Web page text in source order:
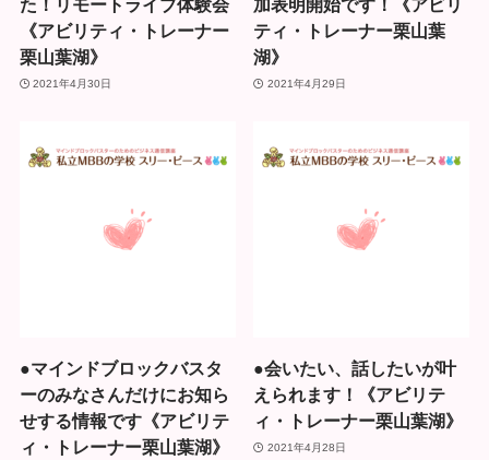
た！リモートライブ体験会
《アビリティ・トレーナー
栗山葉湖》
2021年4月30日
加表明開始です！《アビリ
ティ・トレーナー栗山葉
湖》
2021年4月29日
●マインドブロックバスタ
ーのみなさんだけにお知ら
せする情報です《アビリテ
ィ・トレーナー栗山葉湖》
●会いたい、話したいが叶
えられます！《アビリテ
ィ・トレーナー栗山葉湖》
2021年4月28日